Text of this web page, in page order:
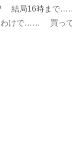
結局16時まで
けで…… 買って